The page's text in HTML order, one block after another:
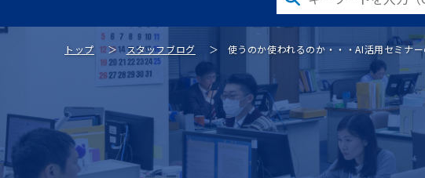
トップ スタッフブログ 使うのか使われるのか・・・AI活用セミナ